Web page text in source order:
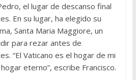
el lugar de descanso final
En su lugar, ha elegido su
Santa Maria Maggiore, un
para rezar antes de
“El Vaticano es el hogar de mi
eterno”, escribe Francisco.